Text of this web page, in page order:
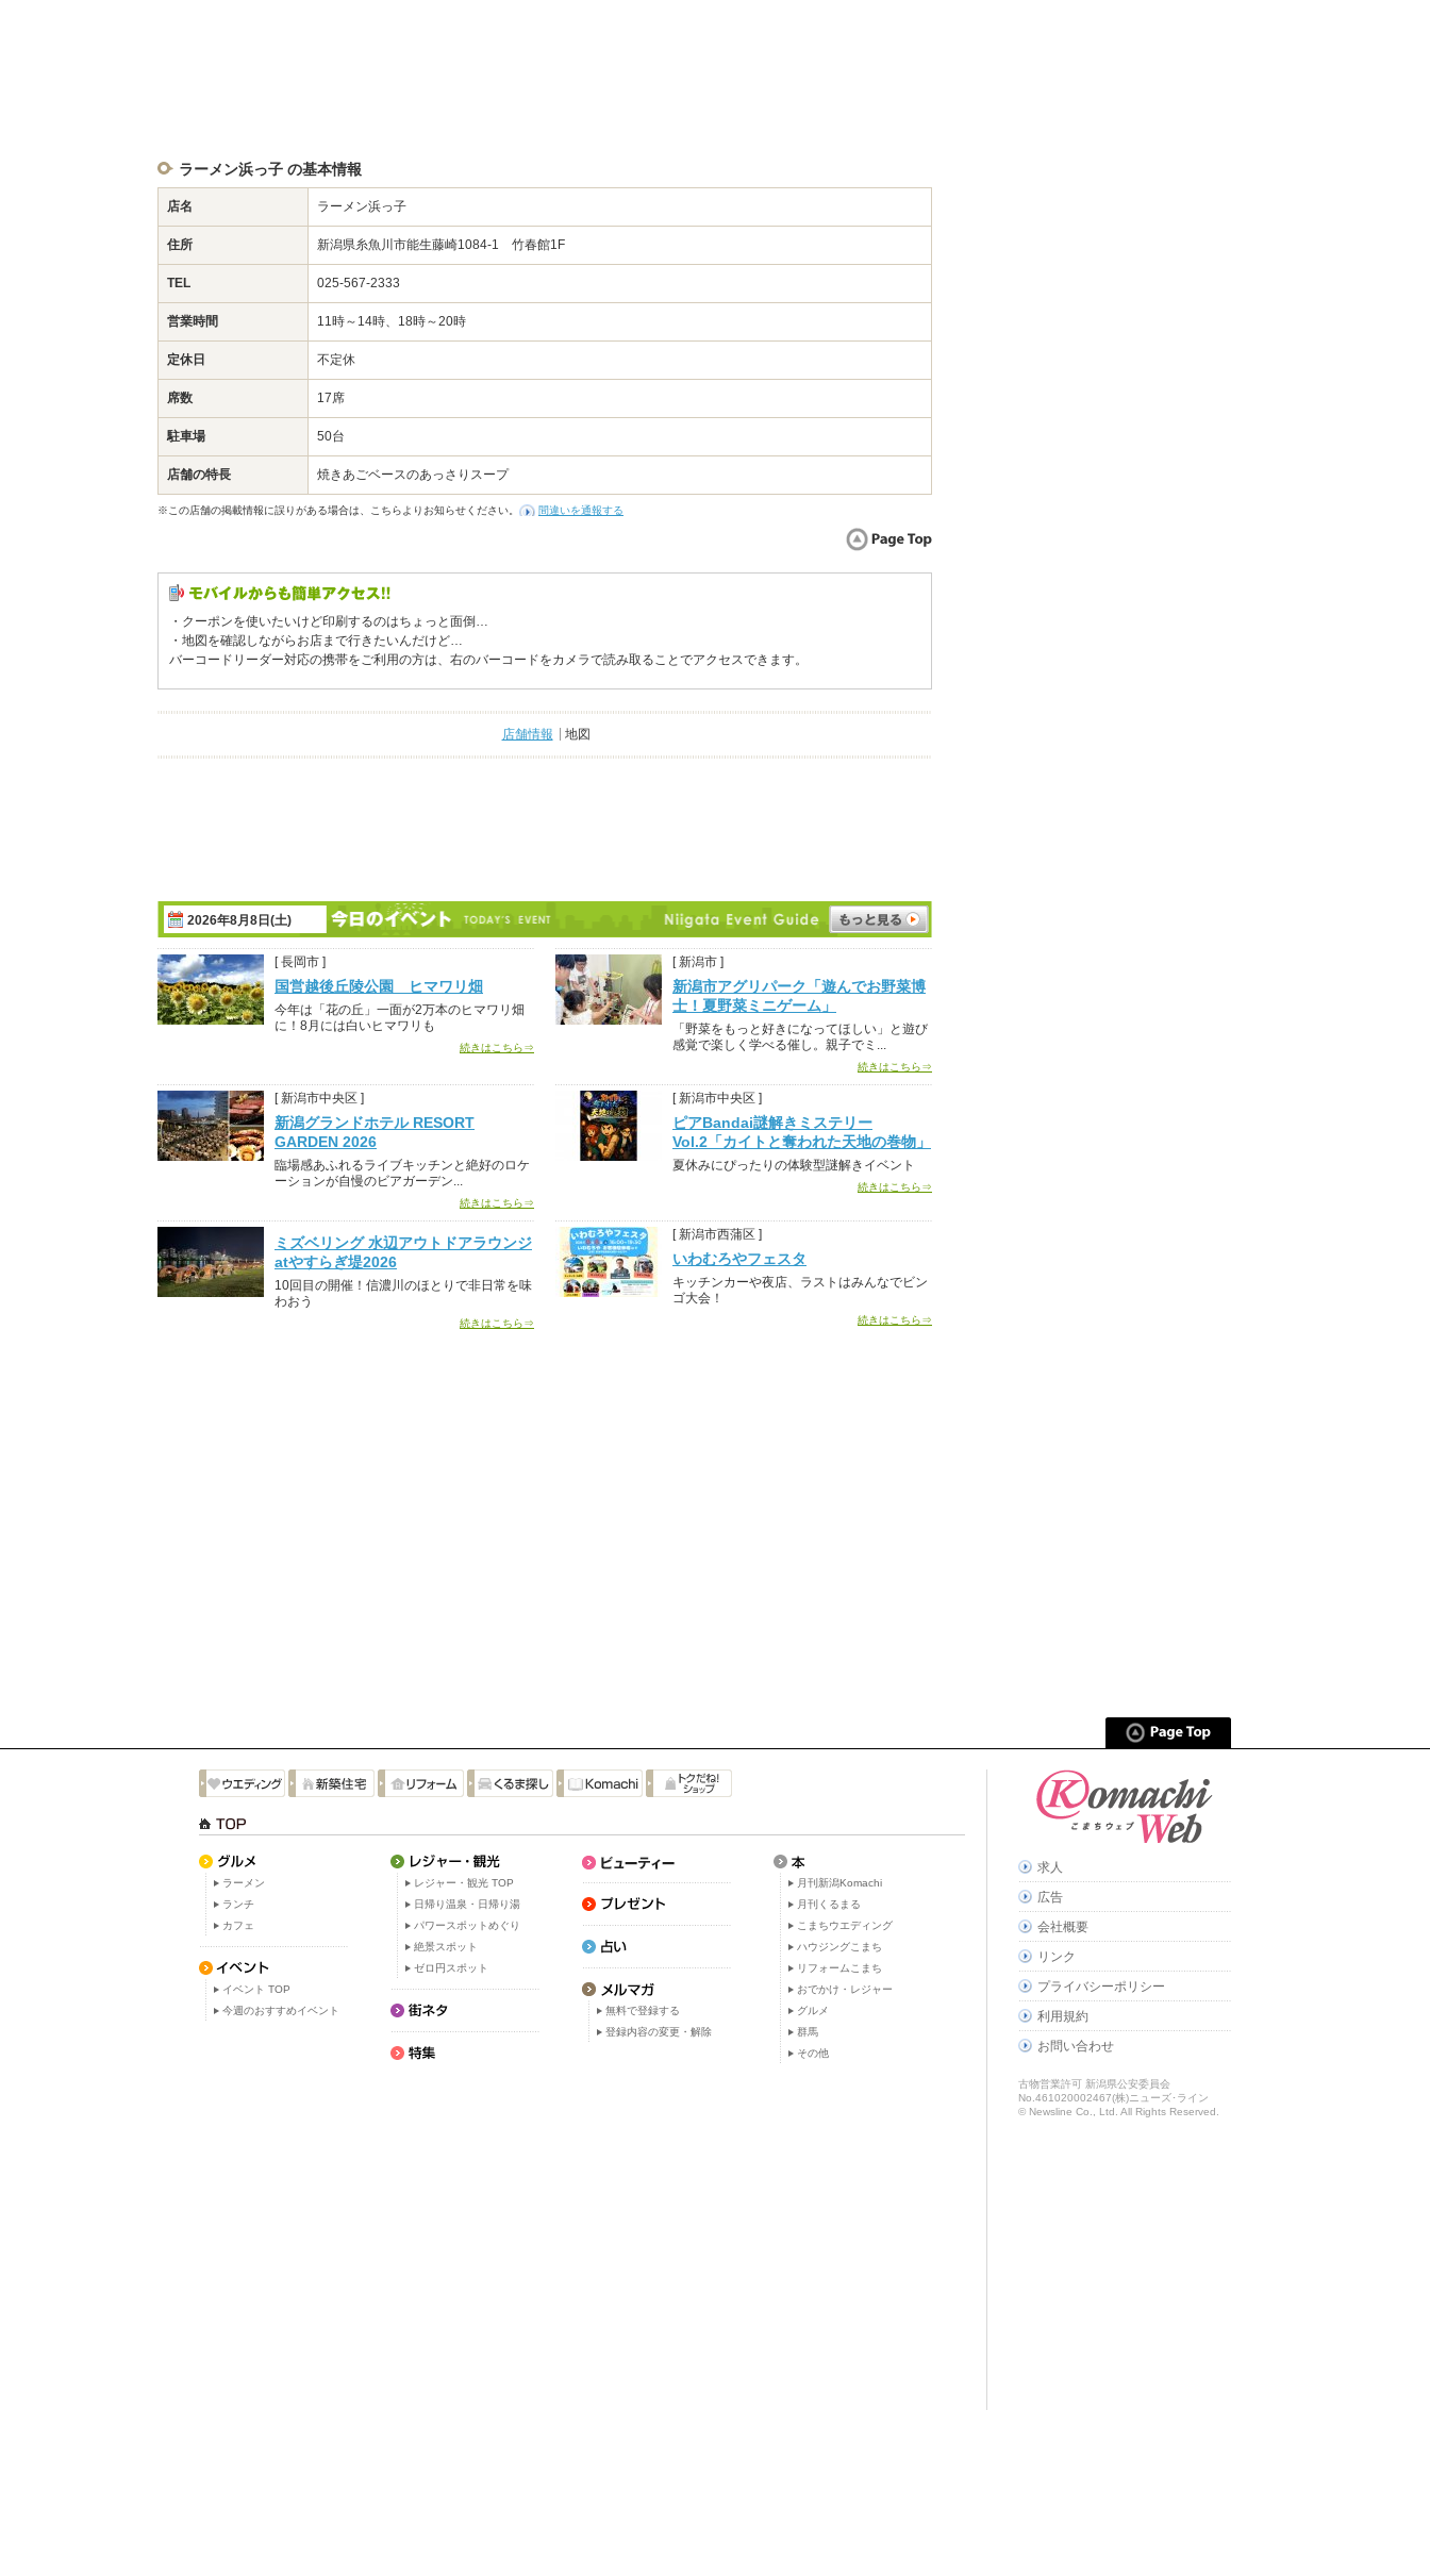
ラーメン浜っ子 の基本情報
店名 ラーメン浜っ子
住所 新潟県糸魚川市能生藤崎1084-1 竹春館1F
TEL 025-567-2333
営業時間 11時～14時、18時～20時
定休日 不定休
席数 17席
駐車場 50台
店舗の特長 焼きあごベースのあっさりスープ
※この店舗の掲載情報に誤りがある場合は、こちらよりお知らせください。 間違いを通報する
・クーポンを使いたいけど印刷するのはちょっと面倒…
・地図を確認しながらお店まで行きたいんだけど…
バーコードリーダー対応の携帯をご利用の方は、右のバーコードをカメラで読み取ることでアクセスできます。
店舗情報 地図
2026年8月8日(土)
[ 長岡市 ]
国営越後丘陵公園 ヒマワリ畑
今年は「花の丘」一面が2万本のヒマワリ畑
に！8月には白いヒマワリも
続きはこちら⇒
[ 新潟市 ]
新潟市アグリパーク「遊んでお野菜博
士！夏野菜ミニゲーム」
「野菜をもっと好きになってほしい」と遊び
感覚で楽しく学べる催し。親子でミ...
続きはこちら⇒
[ 新潟市中央区 ]
新潟グランドホテル RESORT
GARDEN 2026
臨場感あふれるライブキッチンと絶好のロケ
ーションが自慢のビアガーデン...
続きはこちら⇒
[ 新潟市中央区 ]
ピアBandai謎解きミステリー
Vol.2「カイトと奪われた天地の巻物」
夏休みにぴったりの体験型謎解きイベント
続きはこちら⇒
ミズベリング 水辺アウトドアラウンジ
atやすらぎ堤2026
10回目の開催！信濃川のほとりで非日常を味
わおう
続きはこちら⇒
[ 新潟市西蒲区 ]
いわむろやフェスタ
キッチンカーや夜店、ラストはみんなでビン
ゴ大会！
続きはこちら⇒
ラーメン
ランチ
カフェ
イベント TOP
今週のおすすめイベント
レジャー・観光 TOP
日帰り温泉・日帰り湯
パワースポットめぐり
絶景スポット
ゼロ円スポット
無料で登録する
登録内容の変更・解除
月刊新潟Komachi
月刊くるまる
こまちウエディング
ハウジングこまち
リフォームこまち
おでかけ・レジャー
グルメ
群馬
その他
求人
広告
会社概要
リンク
プライバシーポリシー
利用規約
お問い合わせ
古物営業許可 新潟県公安委員会
No.461020002467(株)ニューズ･ライン
© Newsline Co., Ltd. All Rights Reserved.